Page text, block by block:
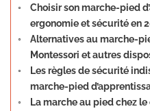
Choisir son marche-pied
ergonomie et sécurité en
Alternatives au marche-
Montessori et autres
Les règles de sécurité
marche-pied
La marche au pied chez